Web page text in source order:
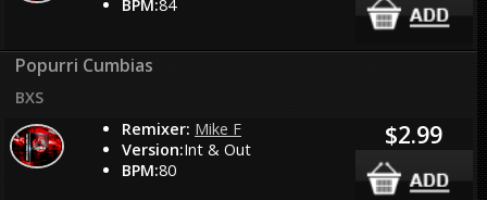
BPM:84
Popurri Cumbias
BXS
Remixer: Mike F
Version:Int & Out
BPM:80
$2.99